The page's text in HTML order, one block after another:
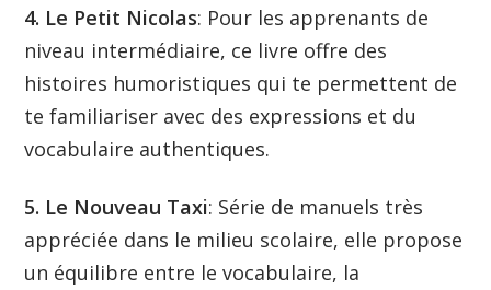
4. Le Petit Nicolas: Pour les apprenants de
niveau intermédiaire, ce livre offre des
histoires humoristiques qui te permettent de
te familiariser avec des expressions et du
vocabulaire authentiques.
5. Le Nouveau Taxi: Série de manuels très
appréciée dans le milieu scolaire, elle propose
un équilibre entre le vocabulaire, la